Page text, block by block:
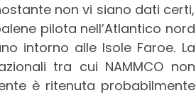
non vi siano dati certi,
pilota nell’Atlantico nord
intorno alle Isole Faroe. La
tra cui NAMMCO non
è ritenuta probabilmente